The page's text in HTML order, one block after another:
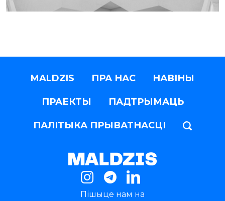
MALDZIS ПРА НАС НАВІНЫ
ПРАЕКТЫ ПАДТРЫМАЦЬ
ПАЛІТЫКА ПРЫВАТНАСЦІ
Пішыце нам на